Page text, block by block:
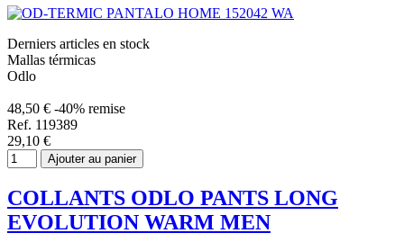
Derniers articles en stock
Mallas térmicas
Odlo
48,50 € -40% remise
Ref. 119389
29,10 €
Ajouter au panier
COLLANTS ODLO PANTS LONG
EVOLUTION WARM MEN